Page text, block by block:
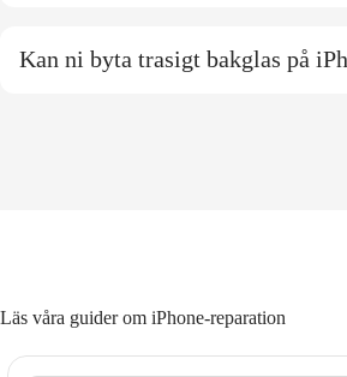
Kan ni byta trasigt bakglas på
Läs våra guider om iPhone-reparation